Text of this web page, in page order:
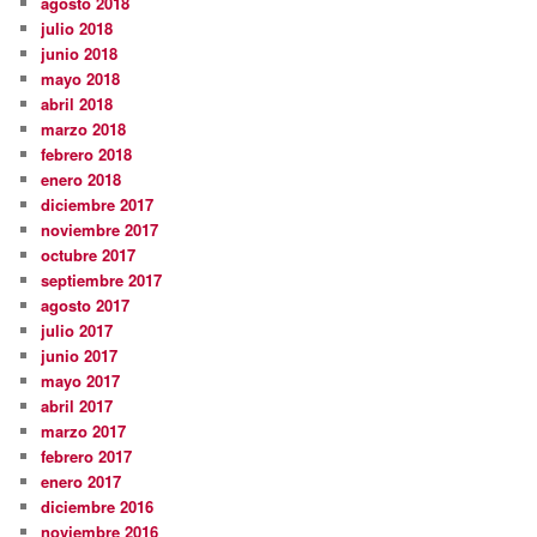
julio 2018
junio 2018
mayo 2018
abril 2018
marzo 2018
febrero 2018
enero 2018
diciembre 2017
noviembre 2017
octubre 2017
septiembre 2017
agosto 2017
julio 2017
junio 2017
mayo 2017
abril 2017
marzo 2017
febrero 2017
enero 2017
diciembre 2016
noviembre 2016